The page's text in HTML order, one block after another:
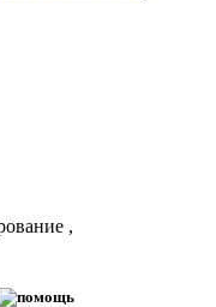
,